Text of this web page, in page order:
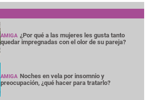
AMIGA ¿Por qué a las mujeres les gusta tanto
quedar impregnadas con el olor de su pareja?
AMIGA Noches en vela por insomnio y
preocupación, ¿qué hacer para tratarlo?